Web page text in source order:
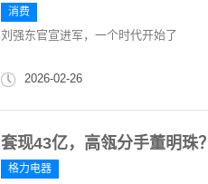
消费
刘强东官宣进军，一个时代开始了
2026-02-26
套现43亿，高瓴分手董明珠
格力电器